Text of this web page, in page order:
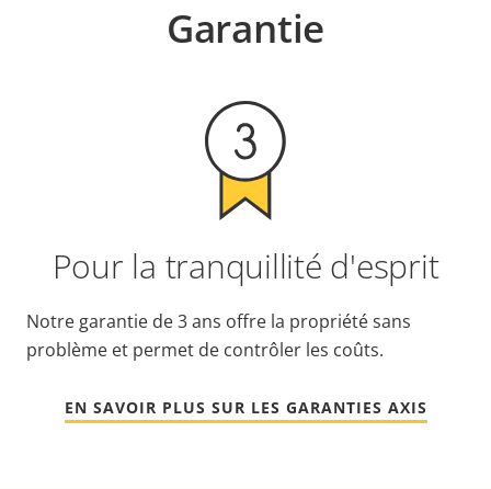
Garantie
Pour la tranquillité d'esprit
Notre garantie de 3 ans offre la propriété sans
problème et permet de contrôler les coûts.
EN SAVOIR PLUS SUR LES GARANTIES AXIS